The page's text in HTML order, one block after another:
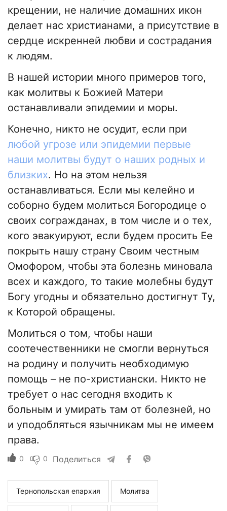
крещении, не наличие домашних икон
делает нас христианами, а присутствие в
сердце искренней любви и сострадания
к людям.
В нашей истории много примеров того,
как молитвы к Божией Матери
останавливали эпидемии и моры.
Конечно, никто не осудит, если при
любой угрозе или эпидемии первые
наши молитвы будут о наших родных и
близких. Но на этом нельзя
останавливаться. Если мы келейно и
соборно будем молиться Богородице о
своих согражданах, в том числе и о тех,
кого эвакуируют, если будем просить Ее
покрыть нашу страну Своим честным
Омофором, чтобы эта болезнь миновала
всех и каждого, то такие молебны будут
Богу угодны и обязательно достигнут Ту,
к Которой обращены.
Молиться о том, чтобы наши
соотечественники не смогли вернуться
на родину и получить необходимую
помощь – не по-христиански. Никто не
требует о нас сегодня входить к
больным и умирать там от болезней, но
и уподобляться язычникам мы не имеем
права.
0 0 Поделиться
Тернопольская епархия Молитва